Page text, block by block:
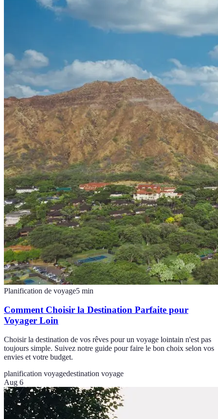
Planification de voyage5 min
Comment Choisir la Destination Parfaite pour
Voyager Loin
Choisir la destination de vos rêves pour un voyage lointain n'est pas
toujours simple. Suivez notre guide pour faire le bon choix selon vos
envies et votre budget.
planification voyagedestination voyage
Aug 6